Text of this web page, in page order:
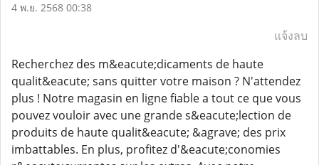
4 พ.ย. 2568 00:38
แจ้งลบ
Recherchez des m&eacute;dicaments de haute
qualit&eacute; sans quitter votre maison ? N'attendez
plus ! Notre magasin en ligne fiable a tout ce que vous
pouvez vouloir avec une grande s&eacute;lection de
produits de haute qualit&eacute; &agrave; des prix
imbattables. En plus, profitez d'&eacute;conomies